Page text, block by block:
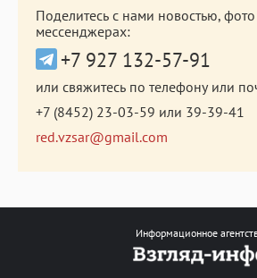
Поделитесь с нами новостью,
мессенджерах:
+7 927 132-57-91
или свяжитесь по телефону или
+7 (8452) 23-03-59 или 39-39-41
red.vzsar@gmail.com
Информационное